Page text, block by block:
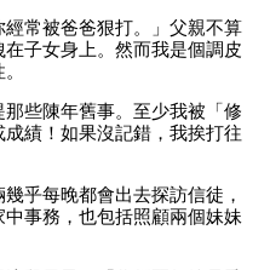
常被爸爸狠打。」父親不算
子女身上。然而我是個調皮
些陳年舊事。至少我被「修
績！如果沒記錯，我挨打往
乎每晚都會出去探訪信徒，
事務，也包括照顧兩個妹妹